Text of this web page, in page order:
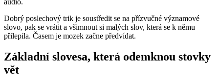
Dobrý poslechový trik je soustředit se na přízvučné významové
slovo, pak se vrátit a všimnout si malých slov, která se k němu
přilepila. Časem je mozek začne předvídat.
Základní slovesa, která odemknou stovky
vět